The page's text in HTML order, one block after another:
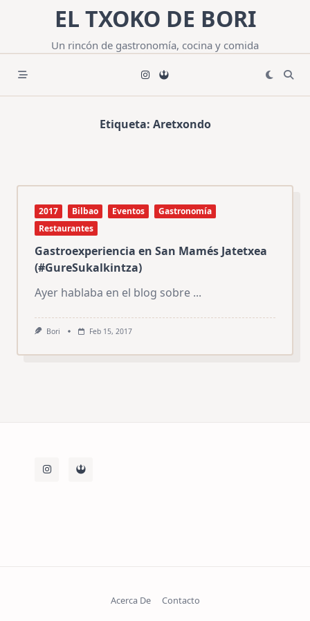
contenido
EL TXOKO DE BORI
Un rincón de gastronomía, cocina y comida
Etiqueta: Aretxondo
2017 Bilbao Eventos
Gastronomía
Restaurantes
Gastroexperiencia en San Mamés Jatetxea
(#GureSukalkintza)
Ayer hablaba en el blog sobre ...
Bori Feb 15, 2017
Acerca De Contacto